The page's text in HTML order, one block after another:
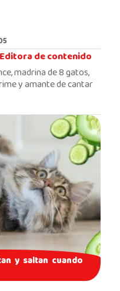
Editora de contenido
madrina de 8 gatos,
y amante de cantar
y saltan cuando